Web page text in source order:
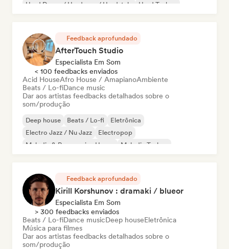
Hard Dance / Hardcore / Hardstyle
Hard Techno
Feedback aprofundado
AfterTouch Studio
Especialista Em Som
< 100 feedbacks enviados
Acid HouseAfro House / AmapianoAmbiente
Beats / Lo-fiDance music
Dar aos artistas feedbacks detalhados sobre o
som/produção
Deep house Beats / Lo-fi
Eletrônica
Electro Jazz / Nu Jazz
Electropop
Melodic & Progressive House
Melodic Techno
Feedback aprofundado
Kirill Korshunov : dramaki / blueor
Especialista Em Som
> 300 feedbacks enviados
Beats / Lo-fiDance musicDeep houseEletrônica
Música para filmes
Dar aos artistas feedbacks detalhados sobre o
som/produção